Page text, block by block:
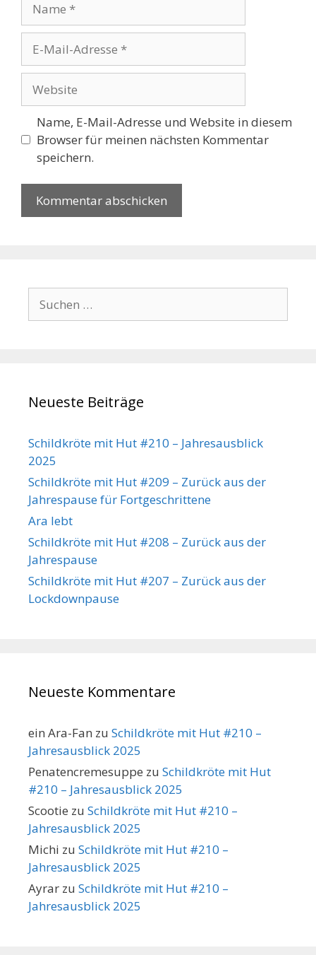
Mail-
Adresse
Name, E-Mail-Adresse und Website in diesem
Browser für meinen nächsten Kommentar
speichern.
nach:
Neueste Beiträge
Schildkröte mit Hut #210 – Jahresausblick
2025
Schildkröte mit Hut #209 – Zurück aus der
Jahrespause für Fortgeschrittene
Ara lebt
Schildkröte mit Hut #208 – Zurück aus der
Jahrespause
Schildkröte mit Hut #207 – Zurück aus der
Lockdownpause
Neueste Kommentare
ein Ara-Fan zu Schildkröte mit Hut #210 –
Jahresausblick 2025
Penatencremesuppe zu Schildkröte mit Hut
#210 – Jahresausblick 2025
Scootie zu Schildkröte mit Hut #210 –
Jahresausblick 2025
Michi zu Schildkröte mit Hut #210 –
Jahresausblick 2025
Ayrar zu Schildkröte mit Hut #210 –
Jahresausblick 2025